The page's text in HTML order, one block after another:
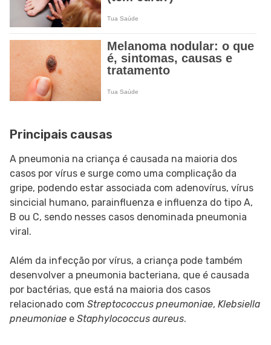
Principais causas
A pneumonia na criança é causada na maioria dos
casos por vírus e surge como uma complicação da
gripe, podendo estar associada com adenovírus, vírus
sincicial humano, parainfluenza e influenza do tipo A,
B ou C, sendo nesses casos denominada pneumonia
viral.
Além da infecção por vírus, a criança pode também
desenvolver a pneumonia bacteriana, que é causada
por bactérias, que está na maioria dos casos
relacionado com Streptococcus pneumoniae, Klebsiella
pneumoniae e Staphylococcus aureus.